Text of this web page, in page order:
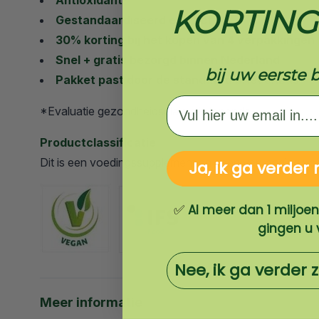
Gestandaardiseerd extract
30% korting bij het kopen van 4 verpakkingen
Snel + gratis bezorgd binnen Nederland
Pakket past door de standaard brievenbus
*Evaluatie gezondheidsclaims is lopende.
Productclassificatie
Dit is een voedingssupplement en geen vervanging
Meer informatie
bij uw eerste
EMAIL
Ja, ik ga verder
✅ Al meer dan 1
gingen u
Nee, ik ga verder